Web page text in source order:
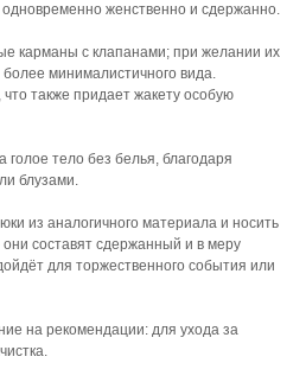
женственно и сдержанно.
карманы с клапанами; при желании их
минималистичного вида.
также придает жакету особую
тело без белья, благодаря
блузами.
из аналогичного материала и носить
составят сдержанный и в меру
для торжественного события или
на рекомендации: для ухода за